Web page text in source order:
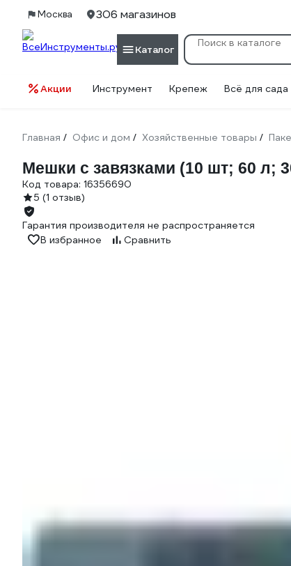
Москва 306 магазинов
Каталог
Акции Инструмент Крепеж Всё для сада
Главная / Офис и дом / Хозяйственные товары /
Мешки с завязками (10 шт; 60 л;
Код товара: 16356690
5 (1 отзыв)
Гарантия производителя не распространяется
В избранное
Сравнить